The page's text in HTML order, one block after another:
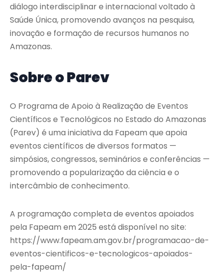
diálogo interdisciplinar e internacional voltado à
Saúde Única, promovendo avanços na pesquisa,
inovação e formação de recursos humanos no
Amazonas.
Sobre o Parev
O Programa de Apoio à Realização de Eventos
Científicos e Tecnológicos no Estado do Amazonas
(Parev) é uma iniciativa da Fapeam que apoia
eventos científicos de diversos formatos —
simpósios, congressos, seminários e conferências —
promovendo a popularização da ciência e o
intercâmbio de conhecimento.
A programação completa de eventos apoiados
pela Fapeam em 2025 está disponível no site:
https://www.fapeam.am.gov.br/programacao-de-
eventos-cientificos-e-tecnologicos-apoiados-
pela-fapeam/